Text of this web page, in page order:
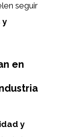
seguir
y
en
y